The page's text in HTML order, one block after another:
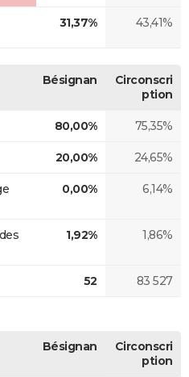
31,37% 43,41%
Bésignan
Circonscri
ption
80,00% 75,35%
20,00% 24,65%
0,00% 6,14%
1,92% 1,86%
52 83 527
Bésignan
Circonscri
ption